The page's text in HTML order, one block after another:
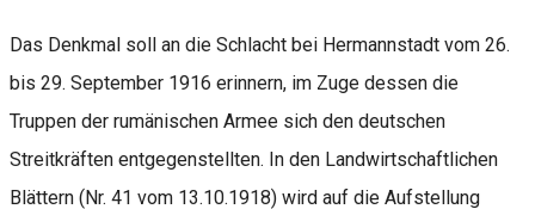
Das Denkmal soll an die Schlacht bei Hermannstadt vom 26.
bis 29. September 1916 erinnern, im Zuge dessen die
Truppen der rumänischen Armee sich den deutschen
Streitkräften entgegenstellten. In den Landwirtschaftlichen
Blättern (Nr. 41 vom 13.10.1918) wird auf die Aufstellung